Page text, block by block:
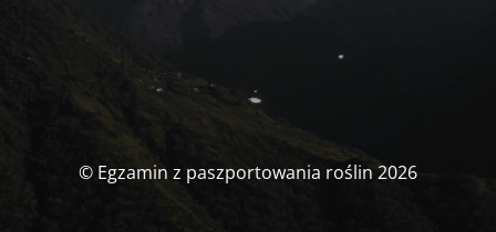
© Egzamin z paszportowania roślin 2026